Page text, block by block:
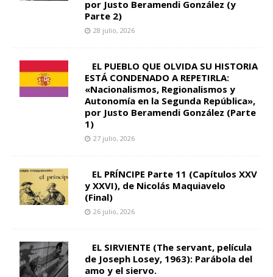
por Justo Beramendi González (y
Parte 2)
28 julio, 2026
EL PUEBLO QUE OLVIDA SU HISTORIA
ESTÁ CONDENADO A REPETIRLA:
«Nacionalismos, Regionalismos y
Autonomía en la Segunda República»,
por Justo Beramendi González (Parte
1)
27 julio, 2026
EL PRÍNCIPE Parte 11 (Capítulos XXV
y XXVI), de Nicolás Maquiavelo
(Final)
26 julio, 2026
EL SIRVIENTE (The servant, película
de Joseph Losey, 1963): Parábola del
amo y el siervo.